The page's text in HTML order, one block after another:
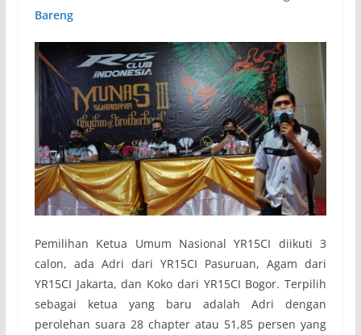
Bareng
Pemilihan Ketua Umum Nasional YR15CI diikuti 3
calon, ada Adri dari YR15CI Pasuruan, Agam dari
YR15CI Jakarta, dan Koko dari YR15CI Bogor. Terpilih
sebagai ketua yang baru adalah Adri dengan
perolehan suara 28 chapter atau 51,85 persen yang